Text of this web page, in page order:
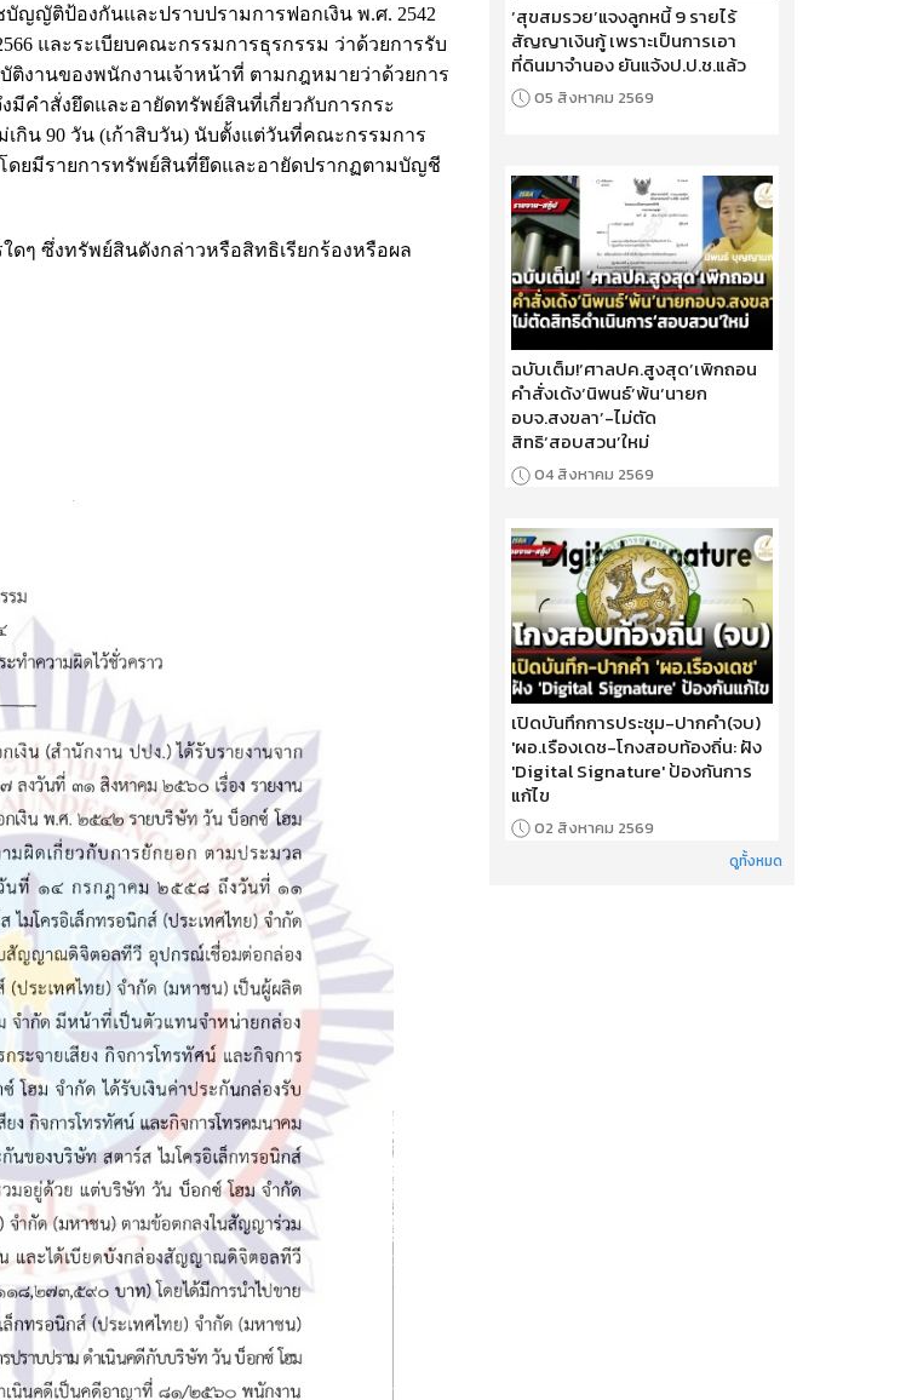
ญญัติป้องกันและปราบปรามการฟอกเงิน พ.ศ. 2542
และระเบียบคณะกรรมการธุรกรรม ว่าด้วยการรับ
ติงานของพนักงานเจ้าหน้าที่ ตามกฎหมายว่าด้วยการ
มีคำสั่งยึดและอายัดทรัพย์สินที่เกี่ยวกับการกระ
กิน 90 วัน (เก้าสิบวัน) นับตั้งแต่วันที่คณะกรรมการ
ดยมีรายการทรัพย์สินที่ยึดและอายัดปรากฏตามบัญชี
ดๆ ซึ่งทรัพย์สินดังกล่าวหรือสิทธิเรียกร้องหรือผล
‘สุขสมรวย’แจงลูกหนี้ 9 รายไร้
สัญญาเงินกู้ เพราะเป็นการเอา
ที่ดินมาจำนอง ยันแจ้งป.ป.ช.แล้ว
05 สิงหาคม 2569
ฉบับเต็ม!‘ศาลปค.สูงสุด’เพิกถอน
คำสั่งเด้ง‘นิพนธ์’พ้น‘นายก
อบจ.สงขลา’-ไม่ตัด
สิทธิ‘สอบสวน’ใหม่
04 สิงหาคม 2569
เปิดบันทึกการประชุม-ปากคำ(จบ)
'ผอ.เรืองเดช-โกงสอบท้องถิ่น: ฝัง
'Digital Signature' ป้องกันการ
แก้ไข
02 สิงหาคม 2569
ดูทั้งหมด